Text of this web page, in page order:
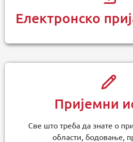
Електронско
Пријемни
Све што треба да знате о
области, бодовање,